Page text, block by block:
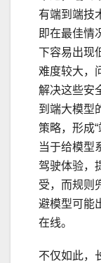
有端到端技
即在最佳情
下容易出现
难度较大，
解决这些安
到端大模型
策略，形成
当于给模型
驾驶体验，
受，而规则
避模型可能
在线。
不仅如此，